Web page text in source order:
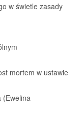
w świetle zasady
mortem w ustawie
(Ewelina